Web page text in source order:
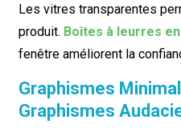
Les vitres transparentes
produit. Boîtes à leurres
fenêtre améliorent la
Graphismes
Graphismes